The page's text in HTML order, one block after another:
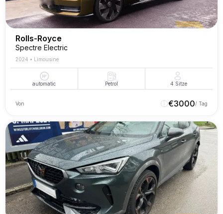
Rolls-Royce
Spectre Electric
2024 • Limousine
automatic Petrol 4 Sitze
Von €3000/ Tag